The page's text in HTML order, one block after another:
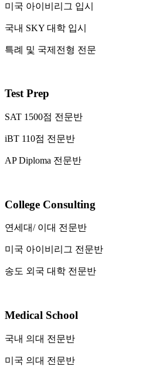
미국 아이비리그 입시
국내 SKY 대학 입시
특례 및 국제전형 전문
Test Prep
SAT 1500점 전문반
iBT 110점 전문반
AP Diploma 전문반
College Consulting
연세대/ 이대 전문반
미국 아이비리그 전문반
송도 외국 대학 전문반
Medical School
국내 의대 전문반
미국 의대 전문반